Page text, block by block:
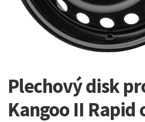
Plechový disk
Kangoo II Rapid